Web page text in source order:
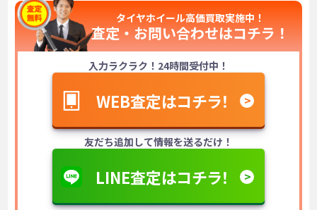
タイヤホイール高価買取実施中！
査定・お問い合わせはコチラ！
入力ラクラク！24時間受付中！
WEB査定はコチラ！
友だち追加して情報を送るだけ！
LINE査定はコチラ！